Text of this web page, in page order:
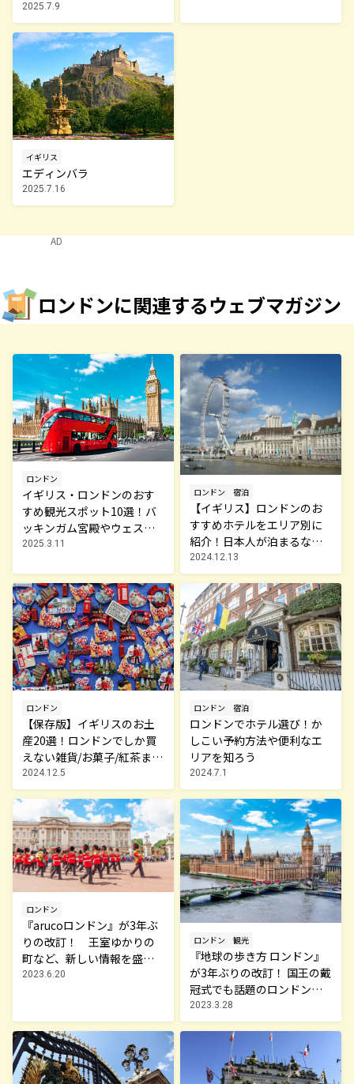
2025.7.9
イギリス
エディンバラ
2025.7.16
AD
ロンドンに関連するウェブマガジン
ロンドン
イギリス・ロンドンのおす
すめ観光スポット10選！バ
ッキンガム宮殿やウェスト
ミンスター寺院など壮大な
2025.3.11
ロンドン 宿泊
【イギリス】ロンドンのお
すすめホテルをエリア別に
紹介！日本人が泊まるなら
ココ！
2024.12.13
ロンドン
【保存版】イギリスのお土
産20選！ロンドンでしか買
えない雑貨/お菓子/紅茶まで
徹底紹介
2024.12.5
ロンドン 宿泊
ロンドンでホテル選び！か
しこい予約方法や便利なエ
リアを知ろう
2024.7.1
ロンドン
『arucoロンドン』が3年ぶ
りの改訂！ 王室ゆかりの
町など、新しい情報を盛り
込んでパワーアップ！！
2023.6.20
ロンドン 観光
『地球の歩き方 ロンドン』
が3年ぶりの改訂！ 国王の戴
冠式でも話題のロンドン情
報をお伝えします
2023.3.28